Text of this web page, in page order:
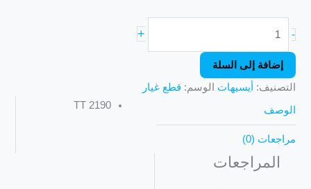
-
+
إضافة إلى السلة
التصنيف:
أيسيهات الوسم: قطع غيار
الوصف
مراجعات (0)
TT 2190
المراجعات